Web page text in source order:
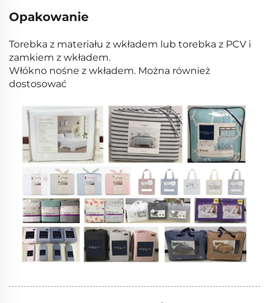
Opakowanie
Torebka z materiału z wkładem lub torebka z PCV i
zamkiem z wkładem.
Włókno nośne z wkładem. Można również
dostosować